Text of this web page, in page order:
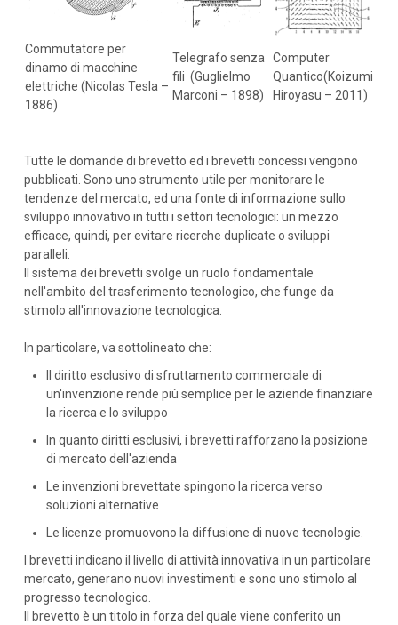
Commutatore per
dinamo di macchine
elettriche (Nicolas Tesla –
1886)
Telegrafo senza
fili (Guglielmo
Marconi – 1898)
Computer
Quantico(Koizumi
Hiroyasu – 2011)
Tutte le domande di brevetto ed i brevetti concessi vengono
pubblicati. Sono uno strumento utile per monitorare le
tendenze del mercato, ed una fonte di informazione sullo
sviluppo innovativo in tutti i settori tecnologici: un mezzo
efficace, quindi, per evitare ricerche duplicate o sviluppi
paralleli.
Il sistema dei brevetti svolge un ruolo fondamentale
nell'ambito del trasferimento tecnologico, che funge da
stimolo all'innovazione tecnologica.
In particolare, va sottolineato che:
Il diritto esclusivo di sfruttamento commerciale di
un'invenzione rende più semplice per le aziende finanziare
la ricerca e lo sviluppo
In quanto diritti esclusivi, i brevetti rafforzano la posizione
di mercato dell'azienda
Le invenzioni brevettate spingono la ricerca verso
soluzioni alternative
Le licenze promuovono la diffusione di nuove tecnologie.
I brevetti indicano il livello di attività innovativa in un particolare
mercato, generano nuovi investimenti e sono uno stimolo al
progresso tecnologico.
Il brevetto è un titolo in forza del quale viene conferito un